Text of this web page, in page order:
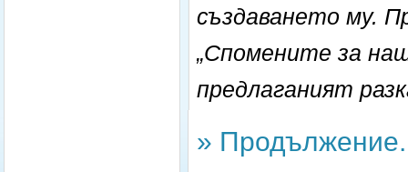
създаването му.
„Спомените за
предлаганият
»